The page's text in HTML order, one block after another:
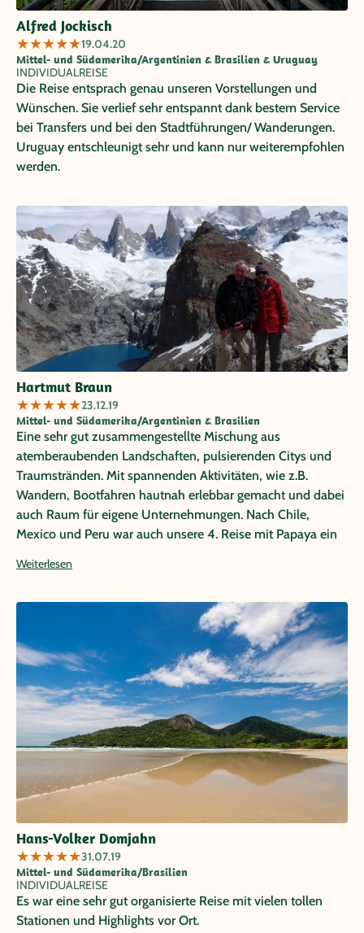
Alfred Jockisch
★★★★★19.04.20
Mittel- und Südamerika/Argentinien & Brasilien & Uruguay
INDIVIDUALREISE
Die Reise entsprach genau unseren Vorstellungen und
Wünschen. Sie verlief sehr entspannt dank bestem Service
bei Transfers und bei den Stadtführungen/ Wanderungen.
Uruguay entschleunigt sehr und kann nur weiterempfohlen
werden.
Hartmut Braun
★★★★★23.12.19
Mittel- und Südamerika/Argentinien & Brasilien
Eine sehr gut zusammengestellte Mischung aus
atemberaubenden Landschaften, pulsierenden Citys und
Traumstränden. Mit spannenden Aktivitäten, wie z.B.
Wandern, Bootfahren hautnah erlebbar gemacht und dabei
auch Raum für eigene Unternehmungen. Nach Chile,
Mexico und Peru war auch unsere 4. Reise mit Papaya ein
Jeronimo Granados entscheidend beitrug.
Weiterlesen
Hans-Volker Domjahn
★★★★★31.07.19
Mittel- und Südamerika/Brasilien
INDIVIDUALREISE
Es war eine sehr gut organisierte Reise mit vielen tollen
Stationen und Highlights vor Ort.